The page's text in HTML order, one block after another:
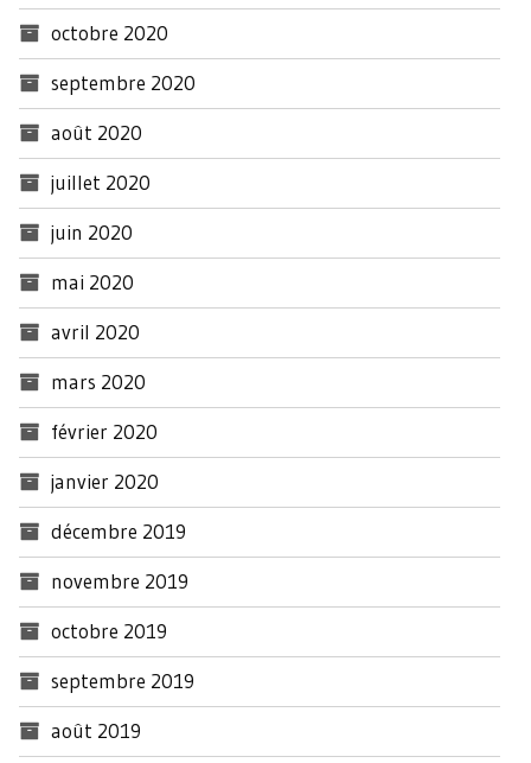
octobre 2020
septembre 2020
août 2020
juillet 2020
juin 2020
mai 2020
avril 2020
mars 2020
février 2020
janvier 2020
décembre 2019
novembre 2019
octobre 2019
septembre 2019
août 2019